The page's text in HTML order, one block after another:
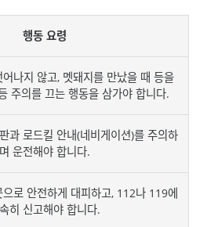
행동 요령
나지 않고, 멧돼지를 만났을 때 등을
주의를 끄는 행동을 삼가야 합니다.
과 로드킬 안내(네비게이션)를 주의하
며 운전해야 합니다.
로 안전하게 대피하고, 112나 119에
히 신고해야 합니다.